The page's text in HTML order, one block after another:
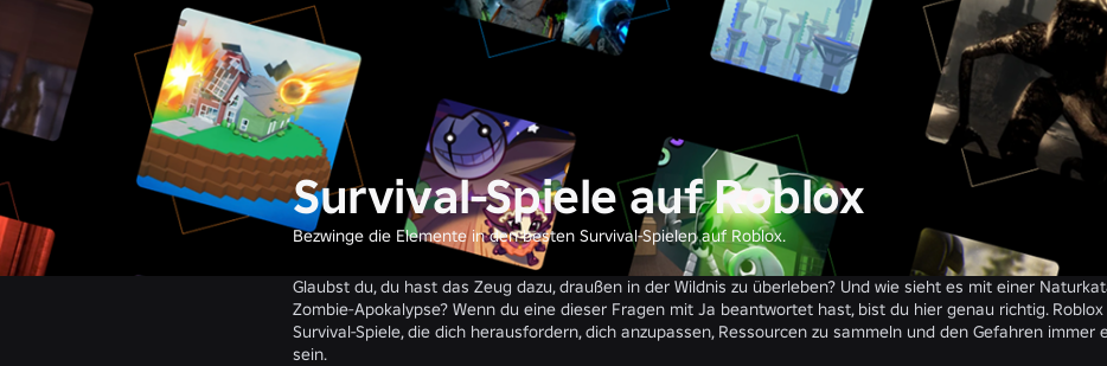
Survival-Spiele auf Roblox
Bezwinge die Elemente in den besten Survival-Spielen auf Roblox.
Glaubst du, du hast das Zeug dazu, draußen in der Wildnis zu überleben? Und wie sieht es mit einer
Zombie-Apokalypse? Wenn du eine dieser Fragen mit Ja beantwortet hast, bist du hier genau richtig.
Survival-Spiele, die dich herausfordern, dich anzupassen, Ressourcen zu sammeln und den Gefahren immer
sein.